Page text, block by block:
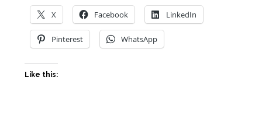
X Facebook LinkedIn
Pinterest WhatsApp
Like this: